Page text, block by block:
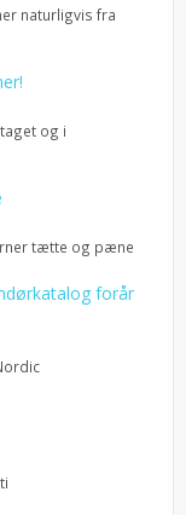
naturligvis fra
og i
tætte og pæne
forår